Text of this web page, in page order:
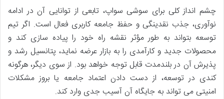
چشم انداز کلی برای سوشی سواپ، تابعی از توانایی آن در ادامه
نوآوری، جذب نقدینگی و حفظ جامعه کاربری فعال است. اگر تیم
توسعه بتواند به طور مؤثر نقشه راه خود را پیاده سازی کند و
محصولات جدید و کارآمدی را به بازار عرضه نماید، پتانسیل رشد و
پذیرش آن در بلندمدت قابل توجه خواهد بود. از سوی دیگر، هرگونه
کندی در توسعه، از دست دادن اعتماد جامعه یا بروز مشکلات
امنیتی می تواند به جایگاه آن آسیب جدی وارد کند.